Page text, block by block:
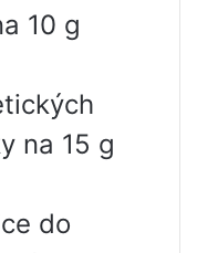
10 g
na 15 g
do